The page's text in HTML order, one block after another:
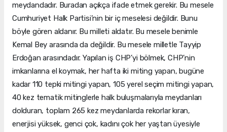
meydandadır. Buradan açıkça ifade etmek gerekir. Bu mesele
Cumhuriyet Halk Partisi’nin bir iç meselesi değildir. Bunu
böyle gören aldanır. Bu milleti aldatır. Bu mesele benimle
Kemal Bey arasında da değildir. Bu mesele milletle Tayyip
Erdoğan arasındadır. Yapılan iş CHP’yi bölmek, CHP’nin
imkanlarına el koymak, her hafta iki miting yapan, bugüne
kadar 110 tepki mitingi yapan, 105 yerel seçim mitingi yapan,
40 kez tematik mitinglerle halk buluşmalarıyla meydanları
dolduran, toplam 265 kez meydanlarda rekorlar kıran,
enerjisi yüksek, genci çok, kadını çok her yaştan üyesiyle